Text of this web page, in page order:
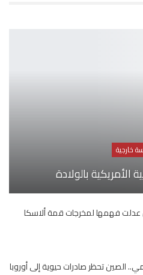
خارجية
الأمريكية بالولادة
فهمها لمخرجات قمة ألاسكا
الصين تحظر صادرات حيوية إلى أوروبا